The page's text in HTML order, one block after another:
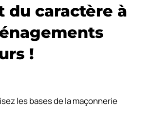
du caractère à
!
les bases de la maçonnerie